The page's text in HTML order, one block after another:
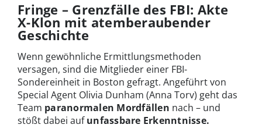
Fringe – Grenzfälle des FBI: Akte
X-Klon mit atemberaubender
Geschichte
Wenn gewöhnliche Ermittlungsmethoden
versagen, sind die Mitglieder einer FBI-
Sondereinheit in Boston gefragt. Angeführt von
Special Agent Olivia Dunham (Anna Torv) geht das
Team paranormalen Mordfällen nach – und
stößt dabei aufunfassbare Erkenntnisse.